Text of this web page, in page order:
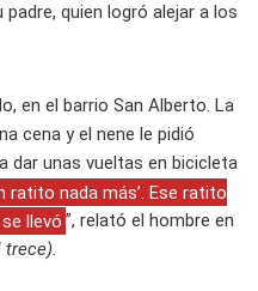
quien logró alejar a los
en el barrio San Alberto. La
cena y el nene le pidió
dar unas vueltas en bicicleta
ratito nada más’. Ese ratito
llevó ”, relató el hombre en
trece).